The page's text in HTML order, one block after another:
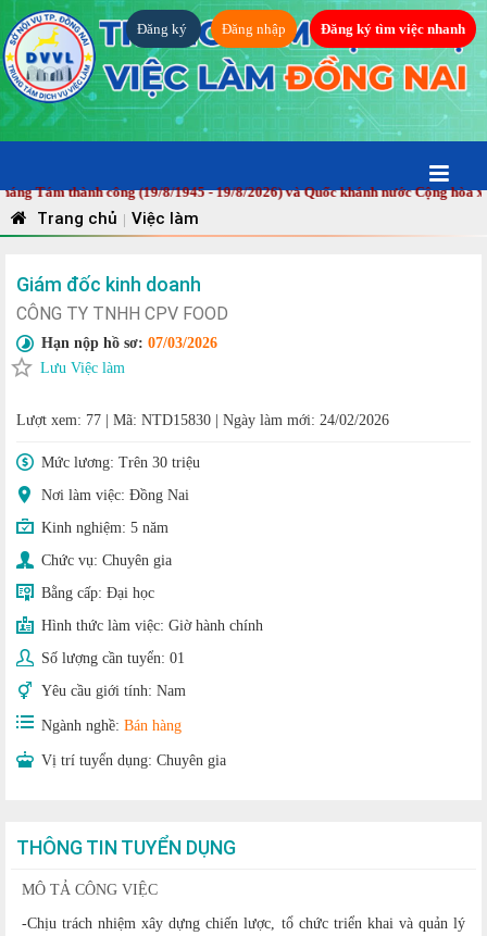
Đăng ký Đăng nhập Đăng ký tìm việc nhanh
thành công (19/8/1945 - 19/8/2026) và Quốc khánh nước Cộng hòa xã
Trang chủ | Việc làm
Giám đốc kinh doanh
CÔNG TY TNHH CPV FOOD
Hạn nộp hồ sơ: 07/03/2026
Lưu Việc làm
Lượt xem: 77 Mã: NTD15830 Ngày làm mới: 24/02/2026
Mức lương: Trên 30 triệu
Nơi làm việc: Đồng Nai
Kinh nghiệm: 5 năm
Chức vụ: Chuyên gia
Bằng cấp: Đại học
Hình thức làm việc: Giờ hành chính
Số lượng cần tuyển: 01
Yêu cầu giới tính: Nam
Ngành nghề: Bán hàng
Vị trí tuyển dụng: Chuyên gia
THÔNG TIN TUYỂN DỤNG
MÔ TẢ CÔNG VIỆC
-Chịu trách nhiệm xây dựng chiến lược, tổ chức triển khai và quản lý